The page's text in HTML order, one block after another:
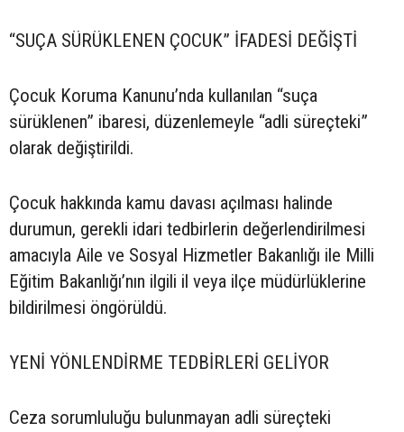
“SUÇA SÜRÜKLENEN ÇOCUK” İFADESİ DEĞİŞTİ
Çocuk Koruma Kanunu’nda kullanılan “suça
sürüklenen” ibaresi, düzenlemeyle “adli süreçteki”
olarak değiştirildi.
Çocuk hakkında kamu davası açılması halinde
durumun, gerekli idari tedbirlerin değerlendirilmesi
amacıyla Aile ve Sosyal Hizmetler Bakanlığı ile Milli
Eğitim Bakanlığı’nın ilgili il veya ilçe müdürlüklerine
bildirilmesi öngörüldü.
YENİ YÖNLENDİRME TEDBİRLERİ GELİYOR
Ceza sorumluluğu bulunmayan adli süreçteki